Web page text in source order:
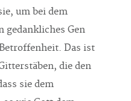
um bei dem
gedankliches Gen
Das ist
die den
sie dem